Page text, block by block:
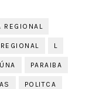
REGIONAL
L
PARAIBA
POLITCA